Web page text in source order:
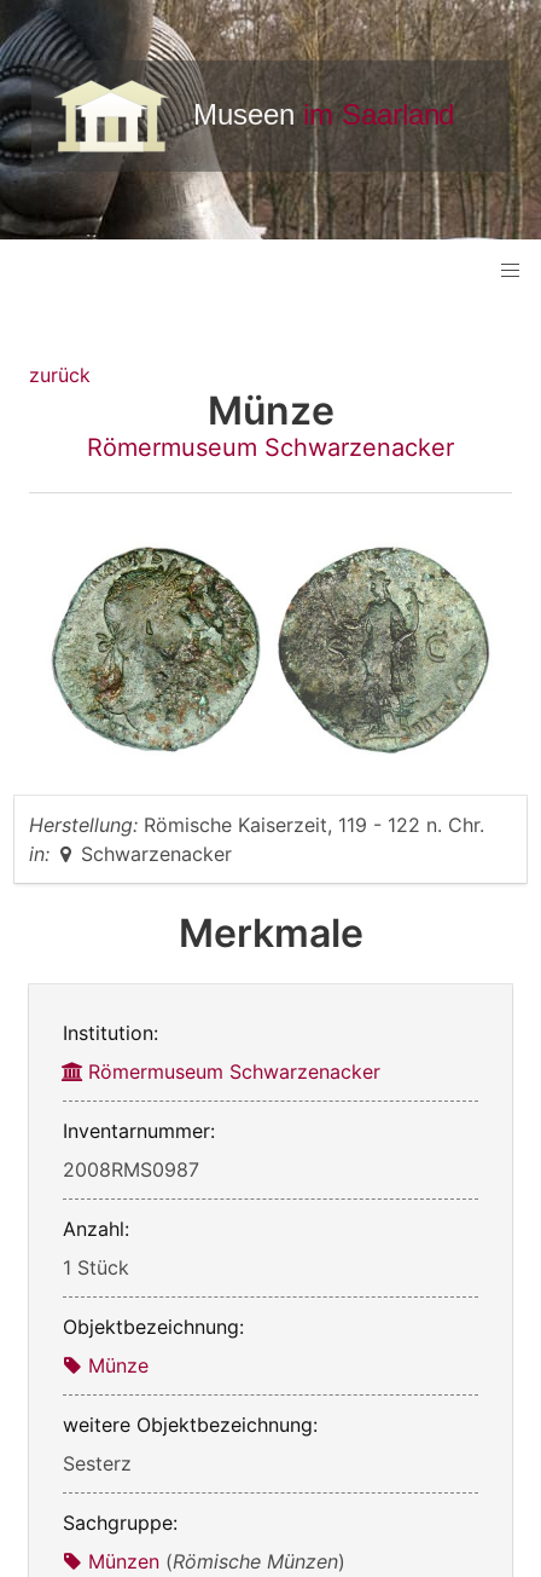
zurück
Münze
Römermuseum Schwarzenacker
Herstellung: Römische Kaiserzeit, 119 - 122 n. Chr.
in:
Schwarzenacker
Merkmale
Institution:
Römermuseum Schwarzenacker
Inventarnummer:
2008RMS0987
Anzahl:
1 Stück
Objektbezeichnung:
Münze
weitere Objektbezeichnung:
Sesterz
Sachgruppe:
Münzen (Römische Münzen)